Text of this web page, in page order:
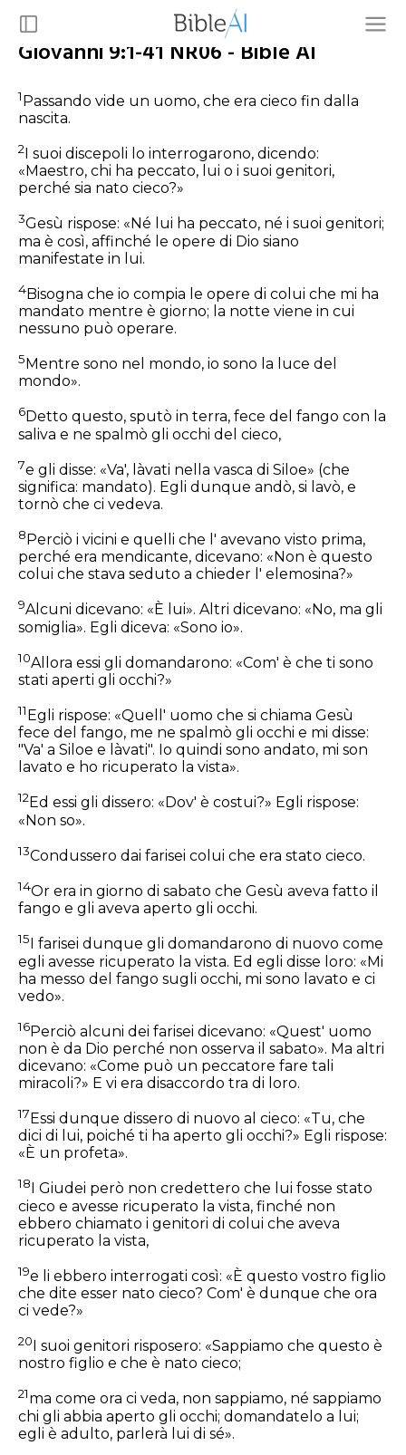
Giovanni 9:1-41 NR06 - Bible AI
1Passando vide un uomo, che era cieco fin dalla
nascita.
2
I suoi discepoli lo interrogarono, dicendo:
«Maestro, chi ha peccato, lui o i suoi genitori,
perché sia nato cieco?»
3Gesù rispose: «Né lui ha peccato, né i suoi genitori;
ma è così, affinché le opere di Dio siano
manifestate in lui.
4Bisogna che io compia le opere di colui che mi ha
mandato mentre è giorno; la notte viene in cui
nessuno può operare.
5 Mentre sono nel mondo, io sono la luce del
mondo».
6Detto questo, sputò in terra, fece del fango con la
saliva e ne spalmò gli occhi del cieco,
7e gli disse: «Va', làvati nella vasca di Siloe» (che
significa: mandato). Egli dunque andò, si lavò, e
tornò che ci vedeva.
8 Perciò i vicini e quelli che l' avevano visto prima,
perché era mendicante, dicevano: «Non è questo
colui che stava seduto a chieder l' elemosina?»
9Alcuni dicevano: «È lui». Altri dicevano: «No, ma gli
somiglia». Egli diceva: «Sono io».
10Allora essi gli domandarono: «Com' è che ti sono
stati aperti gli occhi?»
11 Egli rispose: «Quell' uomo che si chiama Gesù
fece del fango, me ne spalmò gli occhi e mi disse:
"Va' a Siloe e làvati". Io quindi sono andato, mi son
lavato e ho ricuperato la vista».
12Ed essi gli dissero: «Dov' è costui?» Egli rispose:
«Non so».
13Condussero dai farisei colui che era stato cieco.
14Or era in giorno di sabato che Gesù aveva fatto il
fango e gli aveva aperto gli occhi.
15
I farisei dunque gli domandarono di nuovo come
egli avesse ricuperato la vista. Ed egli disse loro: «Mi
ha messo del fango sugli occhi, mi sono lavato e ci
vedo».
16Perciò alcuni dei farisei dicevano: «Quest' uomo
non è da Dio perché non osserva il sabato». Ma altri
dicevano: «Come può un peccatore fare tali
miracoli?» E vi era disaccordo tra di loro.
17 Essi dunque dissero di nuovo al cieco: «Tu, che
dici di lui, poiché ti ha aperto gli occhi?» Egli rispose:
«È un profeta».
18
I Giudei però non credettero che lui fosse stato
cieco e avesse ricuperato la vista, finché non
ebbero chiamato i genitori di colui che aveva
ricuperato la vista,
19e li ebbero interrogati così: «È questo vostro figlio
che dite esser nato cieco? Com' è dunque che ora
ci vede?»
20
I suoi genitori risposero: «Sappiamo che questo è
nostro figlio e che è nato cieco;
21ma come ora ci veda, non sappiamo, né sappiamo
chi gli abbia aperto gli occhi; domandatelo a lui;
egli è adulto, parlerà lui di sé».